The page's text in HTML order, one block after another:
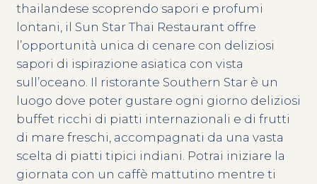
thailandese scoprendo sapori e profumi
lontani, il Sun Star Thai Restaurant offre
l’opportunità unica di cenare con deliziosi
sapori di ispirazione asiatica con vista
sull’oceano. Il ristorante Southern Star è un
luogo dove poter gustare ogni giorno deliziosi
buffet ricchi di piatti internazionali e di frutti
di mare freschi, accompagnati da una vasta
scelta di piatti tipici indiani. Potrai iniziare la
giornata con un caffè mattutino mentre ti